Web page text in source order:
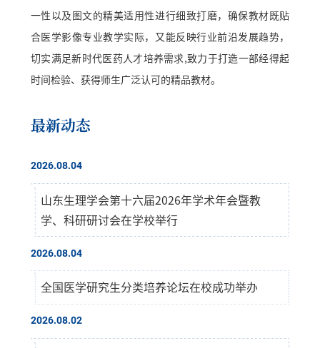
一性以及图文的精美适用性进行细致打磨，确保教材既贴
合医学影像专业教学实际，又能反映行业前沿发展趋势，
切实满足新时代医药人才培养需求,致力于打造一部经得起
时间检验、获得师生广泛认可的精品教材。
最新动态
2026.08.04
山东生理学会第十六届2026年学术年会暨教
学、科研研讨会在学校举行
2026.08.04
全国医学研究生分类培养论坛在校成功举办
2026.08.02